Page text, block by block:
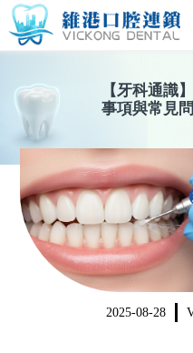
【 牙科通識】
事項與常見
2025-08-28